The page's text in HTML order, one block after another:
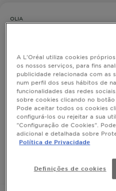
OLIA
Garnier Olia Hi-
Madeixas ou
Descubra Olia Hi-Shine
para neutralizar os tons
madeixas ou aclarados, em
loção equilibrante,
tons alaranjados e
pigmentos frios, deixando
Acabamento excecional a
complexo bonding e óleos
sem silicones para um
MOSTRAR MAIS
TAMANHO 1 KIT
A L'Oréal utiliza cookies
os nossos serviços, para fins
publicidade relacionada com as
num perfil dos seus hábitos de
funcionalidades das redes
sobre cookies clicando no
Pode aceitar todos os cookies
configurá-los ou rejeitar a sua
"Configuração de Cookies".
adicional e detalhada sobre
Política de Privacidade
Definições de cookies